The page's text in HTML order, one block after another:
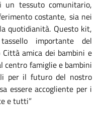
tessuto comunitario,
costante, sia nei
quotidianità. Questo kit,
importante del
Città amica dei bambini e
centro famiglie e bambini
per il futuro del nostro
essere accogliente per i
e tutti”